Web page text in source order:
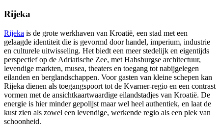
Rijeka
Rijeka is de grote werkhaven van Kroatië, een stad met een
gelaagde identiteit die is gevormd door handel, imperium, industrie
en culturele uitwisseling. Het biedt een meer stedelijk en eigentijds
perspectief op de Adriatische Zee, met Habsburgse architectuur,
levendige markten, musea, theaters en toegang tot nabijgelegen
eilanden en berglandschappen. Voor gasten van kleine schepen kan
Rijeka dienen als toegangspoort tot de Kvarner-regio en een contrast
vormen met de ansichtkaartwaardige eilandstadjes van Kroatië. De
energie is hier minder gepolijst maar wel heel authentiek, en laat de
kust zien als zowel een levendige, werkende regio als een plek van
schoonheid.